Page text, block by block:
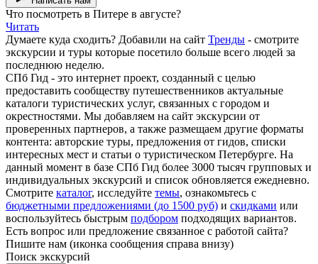
Что посмотреть в Питере в августе?
Читать
Думаете куда сходить? Добавили на сайт Тренды - смотрите
экскурсии и туры которые посетило больше всего людей за
последнюю неделю.
СПб Гид - это интернет проект, созданный с целью
предоставить сообществу путешественников актуальные
каталоги туристических услуг, связанных с городом и
окрестностями. Мы добавляем на сайт экскурсии от
проверенных партнеров, а также размещаем другие форматы
контента: авторские туры, предложения от гидов, списки
интересных мест и статьи о туристическом Петербурге. На
данный момент в базе СПб Гид более 3000 тысяч групповых и
индивидуальных экскурсий и список обновляется ежедневно.
Смотрите каталог, исследуйте темы, ознакомьтесь с
бюджетными предложениями (до 1500 руб) и скидками или
воспользуйтесь быстрым подбором подходящих вариантов.
Есть вопрос или предложение связанное с работой сайта?
Пишите нам (иконка сообщения справа внизу)
Поиск экскурсий